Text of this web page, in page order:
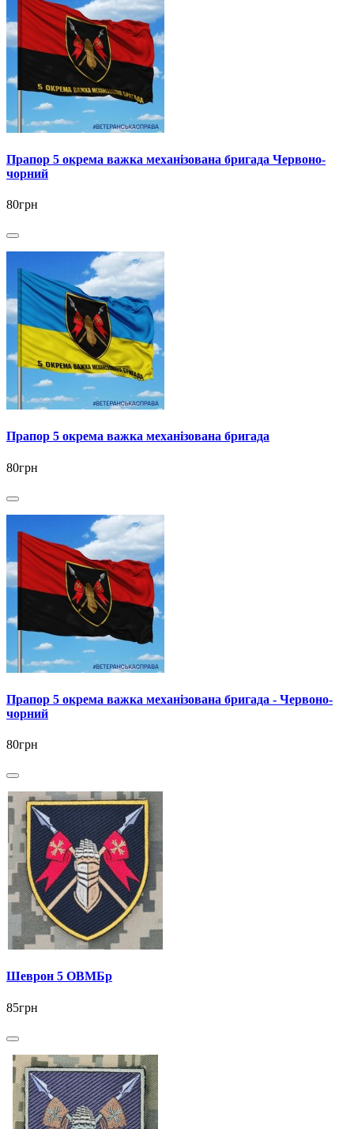
Прапор 5 окрема важка механізована бригада Червоно-
чорний
80грн
Прапор 5 окрема важка механізована бригада
80грн
Прапор 5 окрема важка механізована бригада - Червоно-
чорний
80грн
Шеврон 5 ОВМБр
85грн